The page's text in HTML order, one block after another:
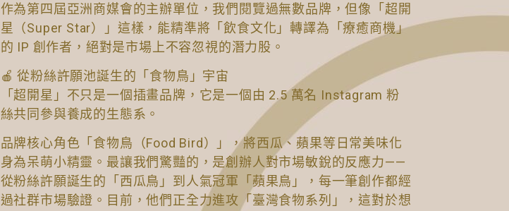
作為第四屆亞洲商媒會的主辦單位，我們閱覽過無數品牌，但像「超開
星（Super Star）」這樣，能精準將「飲食文化」轉譯為「療癒商機」
的 IP 創作者，絕對是市場上不容忽視的潛力股。
🍎 從粉絲許願池誕生的「食物鳥」宇宙
「超開星」不只是一個插畫品牌，它是一個由 2.5 萬名 Instagram 粉
絲共同參與養成的生態系。
品牌核心角色「食物鳥（Food Bird）」，將西瓜、蘋果等日常美味化
身為呆萌小精靈。最讓我們驚豔的，是創辦人對市場敏銳的反應力——
從粉絲許願誕生的「西瓜鳥」到人氣冠軍「蘋果鳥」，每一筆創作都經
過社群市場驗證。目前，他們正全力進攻「臺灣食物系列」，這對於想